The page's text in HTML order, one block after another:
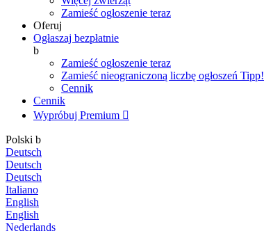
Zamieść ogłoszenie teraz
Oferuj
Ogłaszaj bezpłatnie
b
Zamieść ogłoszenie teraz
Zamieść nieograniczoną liczbę ogłoszeń Tipp!
Cennik
Cennik
Wypróbuj Premium 
Polski b
Deutsch
Deutsch
Deutsch
Italiano
English
English
Nederlands